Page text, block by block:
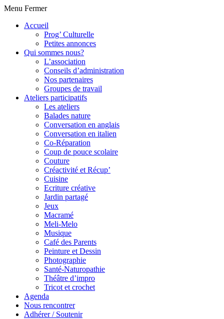
Menu Fermer
Accueil
Prog’ Culturelle
Petites annonces
Qui sommes nous?
L’association
Conseils d’administration
Nos partenaires
Groupes de travail
Ateliers participatifs
Les ateliers
Balades nature
Conversation en anglais
Conversation en italien
Co-Réparation
Coup de pouce scolaire
Couture
Créactivité et Récup’
Cuisine
Ecriture créative
Jardin partagé
Jeux
Macramé
Meli-Melo
Musique
Café des Parents
Peinture et Dessin
Photographie
Santé-Naturopathie
Théâtre d’impro
Tricot et crochet
Agenda
Nous rencontrer
Adhérer / Soutenir